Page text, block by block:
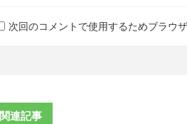
次回のコメントで使用するためブラウ
関連記事